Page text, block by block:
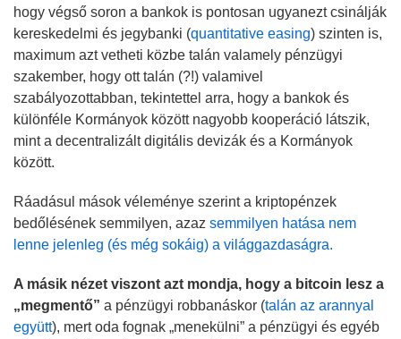
hogy végső soron a bankok is pontosan ugyanezt csinálják
kereskedelmi és jegybanki (quantitative easing) szinten is,
maximum azt vetheti közbe talán valamely pénzügyi
szakember, hogy ott talán (?!) valamivel
szabályozottabban, tekintettel arra, hogy a bankok és
különféle Kormányok között nagyobb kooperáció látszik,
mint a decentralizált digitális devizák és a Kormányok
között.
Ráadásul mások véleménye szerint a kriptopénzek
bedőlésének semmilyen, azaz semmilyen hatása nem
lenne jelenleg (és még sokáig) a világgazdaságra.
A másik nézet viszont azt mondja, hogy a bitcoin lesz a
„megmentő” a pénzügyi robbanáskor (talán az arannyal
együtt), mert oda fognak „menekülni” a pénzügyi és egyéb